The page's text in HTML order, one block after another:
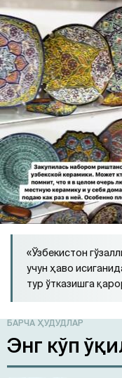
«Ўзбекистон
учун ҳаво
тур ўтказишга
БАРЧА ҲУДУДЛАР
Энг кўп